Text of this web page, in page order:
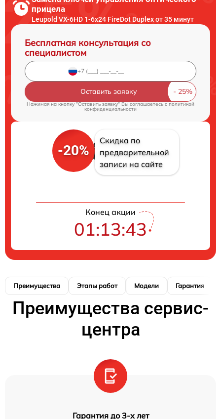
прицела
Leupold VX-6HD 1-6x24 FireDot Duplex от 35 минут
Бесплатная консультация со
специалистом
Оставить заявку
Нажимая на кнопку "Оставить заявку" Вы соглашаетесь cполитикой
конфиденциальности
-20%
Скидка по
предварительной
записи на сайте
Конец акции
01:13:42
Преимущества Этапы работ Модели Гарантия
Преимущества сервис-
центра
Гарантия до 3-х лет